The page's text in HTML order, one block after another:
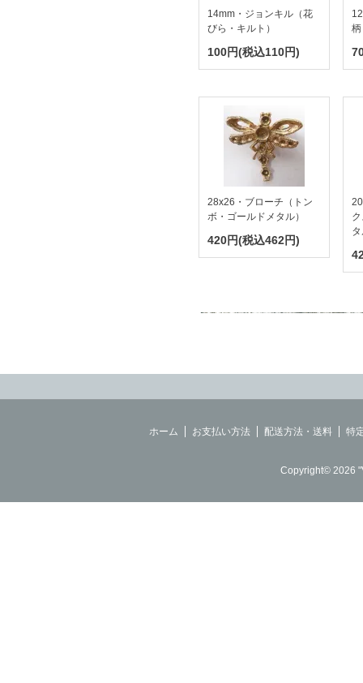
14mm・ジョンキル（花
びら・キルト）
100円(税込110円)
28x26・ブローチ（トン
ボ・ゴールドメタル）
420円(税込462円)
ホーム お支払い方法 配送方法・送料 特
Copyright© 2026